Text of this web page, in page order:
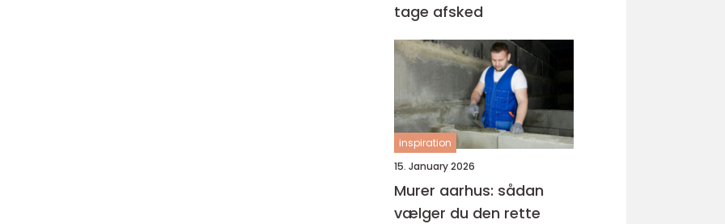
tage afsked
inspiration
15. January 2026
Murer aarhus: sådan
vælger du den rette